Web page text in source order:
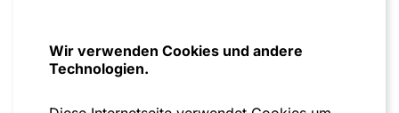
Zur Startseite
Wir verwenden Cookies und andere
Technologien.